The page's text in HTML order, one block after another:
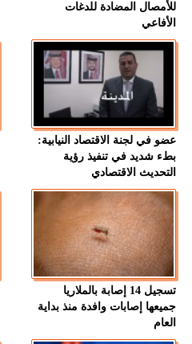
للأمصال المضادة للدغات
الأفاعي
عضو في لجنة الاقتصاد النيابية:
بطء شديد في تنفيذ رؤية
التحديث الاقتصادي
تسجيل 14 إصابة بالملاريا
جميعها إصابات وافدة منذ بداية
العام